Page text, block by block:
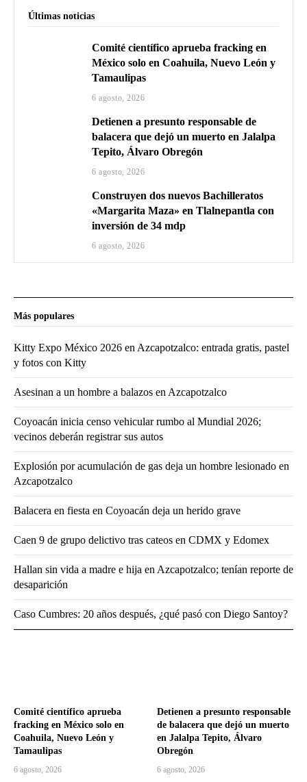
Últimas noticias
Comité científico aprueba fracking en
México solo en Coahuila, Nuevo León y
Tamaulipas
6 agosto, 2026
Detienen a presunto responsable de
balacera que dejó un muerto en Jalalpa
Tepito, Álvaro Obregón
6 agosto, 2026
Construyen dos nuevos Bachilleratos
«Margarita Maza» en Tlalnepantla con
inversión de 34 mdp
6 agosto, 2026
Comité científico aprueba
fracking en México solo en
Coahuila, Nuevo León y
Tamaulipas
6 agosto, 2026
Detienen a presunto responsable
de balacera que dejó un muerto
en Jalalpa Tepito, Álvaro
Obregón
6 agosto, 2026
Más populares
Kitty Expo México 2026 en Azcapotzalco: entrada gratis, pastel
y fotos con Kitty
Asesinan a un hombre a balazos en Azcapotzalco
Coyoacán inicia censo vehicular rumbo al Mundial 2026;
vecinos deberán registrar sus autos
Explosión por acumulación de gas deja un hombre lesionado en
Azcapotzalco
Balacera en fiesta en Coyoacán deja un herido grave
Caen 9 de grupo delictivo tras cateos en CDMX y Edomex
Hallan sin vida a madre e hija en Azcapotzalco; tenían reporte de
desaparición
Caso Cumbres: 20 años después, ¿qué pasó con Diego Santoy?